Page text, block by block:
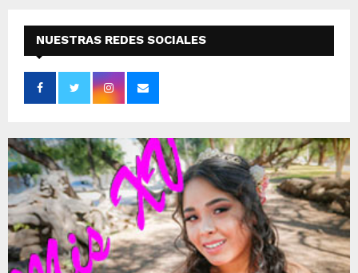
NUESTRAS REDES SOCIALES